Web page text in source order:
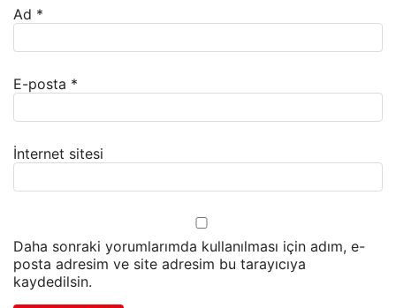
Ad *
E-posta *
İnternet sitesi
Daha sonraki yorumlarımda kullanılması için adım, e-
posta adresim ve site adresim bu tarayıcıya
kaydedilsin.